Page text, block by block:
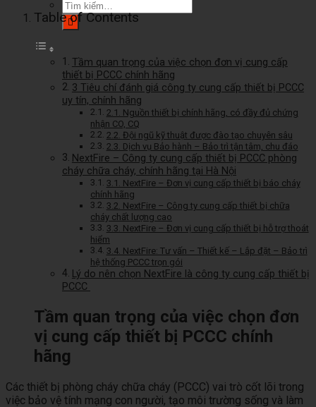
Tìm
kiếm:
Table of Contents
Tầm quan trọng của việc chọn đơn vị cung cấp
thiết bị PCCC chính hãng
3 Tiêu chí đánh giá công ty cung cấp thiết bị PCCC
uy tín, chính hãng
2.1. Nguồn thiết bị chính hãng, có đầy đủ chứng
nhận CO, CQ
2.2. Đội ngũ kỹ thuật được đào tạo chuyên sâu
2.3. Dịch vụ Bảo hành – Bảo trì tận tâm, chu đáo
NextFire – Công ty cung cấp thiết bị PCCC phòng
cháy chữa cháy, chính hãng tại Hà Nội
3.1. NextFire – Đơn vị cung cấp thiết bị báo cháy
chính hãng
3.2. NextFire – Công ty cung cấp thiết bị chữa
cháy chất lượng cao
3.3. NextFire – Đơn vị cung cấp thiết bị hỗ trợ thoát
hiểm
3.4. NextFire: Tư vấn – Thiết kế – Lắp đặt – Bảo trì
hệ thống PCCC trọn gói
Lý do nên chọn NextFire là công ty cung cấp thiết bị
PCCC
Tầm quan trọng của việc chọn đơn
vị cung cấp thiết bị PCCC chính
hãng
Các thiết bị phòng cháy chữa cháy (PCCC) vai trò cốt lõi trong
việc bảo vệ tính mạng con người, tạo môi trường sống và làm